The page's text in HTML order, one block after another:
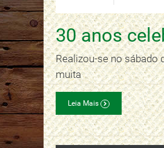
30 anos
Realizou-se no sábado
muita
Leia Mais